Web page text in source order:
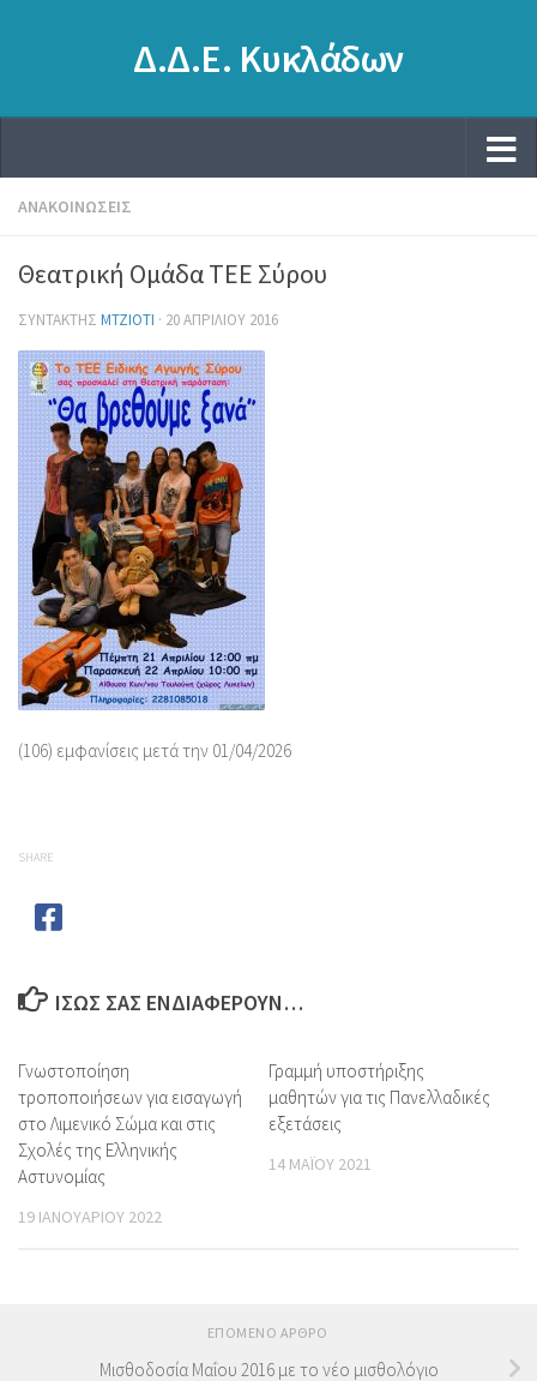
Δ.Δ.Ε. Κυκλάδων
ΑΝΑΚΟΙΝΏΣΕΙΣ
Θεατρική Ομάδα ΤΕΕ Σύρου
ΣΥΝΤΆΚΤΗΣ MTZIOTI · 20 ΑΠΡΙΛΊΟΥ 2016
(106) εμφανίσεις μετά την 01/04/2026
SHARE
ΊΣΩΣ ΣΑΣ ΕΝΔΙΑΦΈΡΟΥΝ…
Γνωστοποίηση
τροποποιήσεων για εισαγωγή
στο Λιμενικό Σώμα και στις
Σχολές της Ελληνικής
Αστυνομίας
19 ΙΑΝΟΥΑΡΊΟΥ 2022
Γραμμή υποστήριξης
μαθητών για τις Πανελλαδικές
εξετάσεις
14 ΜΑΪ́ΟΥ 2021
ΕΠΌΜΕΝΟ ΆΡΘΡΟ
Μισθοδοσία Μαΐου 2016 με το νέο μισθολόγιο